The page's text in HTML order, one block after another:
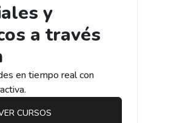
y
a través
en tiempo real con
CURSOS